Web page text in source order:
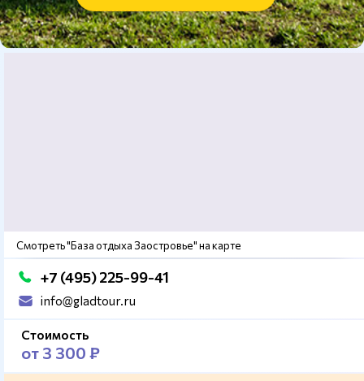
Смотреть "База отдыха Заостровье" на карте
+7 (495) 225-99-41
info@gladtour.ru
Стоимость
от 3 300 ₽